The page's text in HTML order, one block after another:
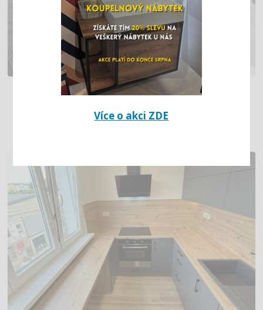
SVĚTLE HNĚDÁ KOUPELNA
V PANELOVÉM BYTĚ (MOST)
Více o akci ZDE